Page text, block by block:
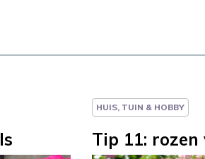
HUIS, TUIN & HOBBY
Tip 11: rozen